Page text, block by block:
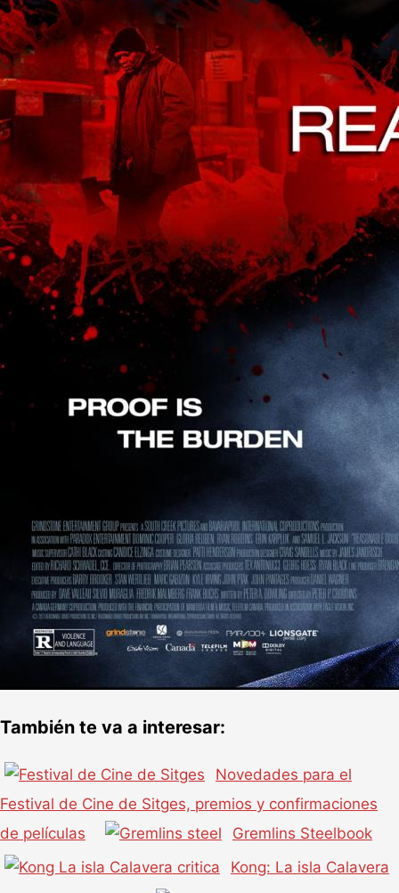
También te va a interesar:
Novedades para el
Festival de Cine de Sitges, premios y confirmaciones
de películas
Gremlins Steelbook
Kong: La isla Calavera